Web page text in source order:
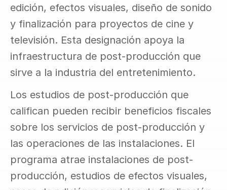
edición, efectos visuales, diseño de sonido
y finalización para proyectos de cine y
televisión. Esta designación apoya la
infraestructura de post-producción que
sirve a la industria del entretenimiento.
Los estudios de post-producción que
califican pueden recibir beneficios fiscales
sobre los servicios de post-producción y
las operaciones de las instalaciones. El
programa atrae instalaciones de post-
producción, estudios de efectos visuales,